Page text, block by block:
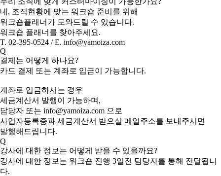
네, 조직현황에 맞는 워크숍 준비를 위해
워크숍플래너가 도와드릴 수 있습니다.
워크숍 플래너를 찾아주세요.
T. 02-395-0524 / E. info@yamoiza.com
Q
결제는 어떻게 하나요?
카드 결제 또는 계좌로 입금이 가능합니다.
계좌로 입금하시는 경우
세금계산서 발행이 가능하며,
담당자 또는 info@yamoiza.com 으로
사업자등록증과 세금계산서 받으실 메일주소를 보내주시면
발행해드립니다.
Q
강사에 대한 정보는 어떻게 받을 수 있을까요?
강사에 대한 정보는 워크숍 진행 3일전 담당자를 통해 전달됩니
다.